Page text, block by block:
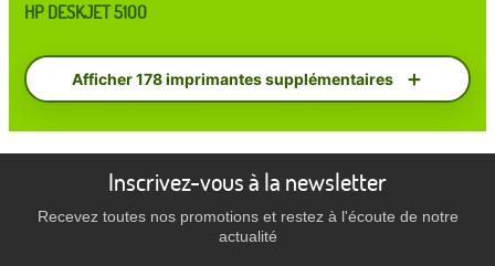
HP DESKJET 5100
Afficher 178 imprimantes supplémentaires
Inscrivez-vous à la newsletter
Recevez toutes nos promotions et restez à l'écoute de notre
actualité